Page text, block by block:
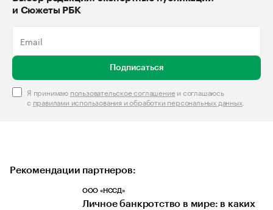
и Сюжеты РБК
Подписаться
Я принимаю пользовательское соглашениеи соглашаюсь
с правилами использования и обработки персональных данных.
Рекомендации партнеров:
ООО «НССД»
Личное банкротство в мире: в каких